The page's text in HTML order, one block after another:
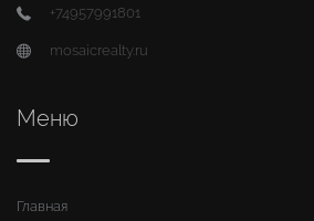
+74957991801
mosaicrealty.ru
Меню
Главная